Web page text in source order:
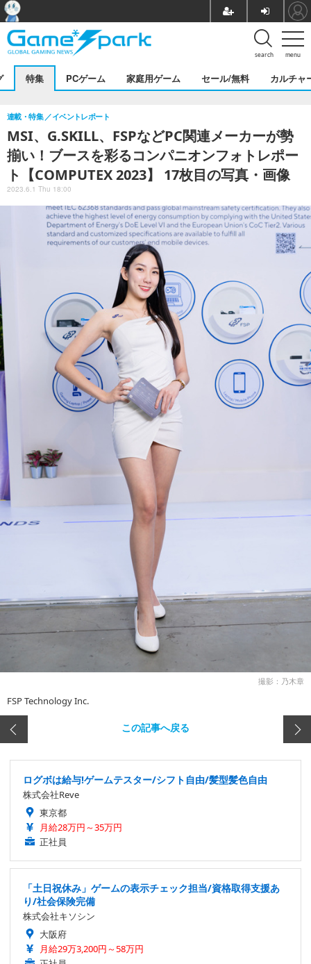
menu
search
特集 PCゲーム 家庭用ゲーム セール/無料 カルチャ
MSI、G.SKILL、FSPなどPC関連メーカーが勢
揃い！ブースを彩るコンパニオンフォトレポー
ト【COMPUTEX 2023】 17枚目の写真・画像
連載・特集 イベントレポート
2023.6.1 Thu 18:00
撮影：乃木章
FSP Technology Inc.
この記事へ戻る
ログボは給与!ゲームテスター/シフト自由/髪型髪色自由
株式会社Reve
東京都
月給28万円～35万円
正社員
「土日祝休み」ゲームの表示チェック担当/資格取得支援あ
り/社会保険完備
株式会社キソシン
大阪府
月給29万3,200円～58万円